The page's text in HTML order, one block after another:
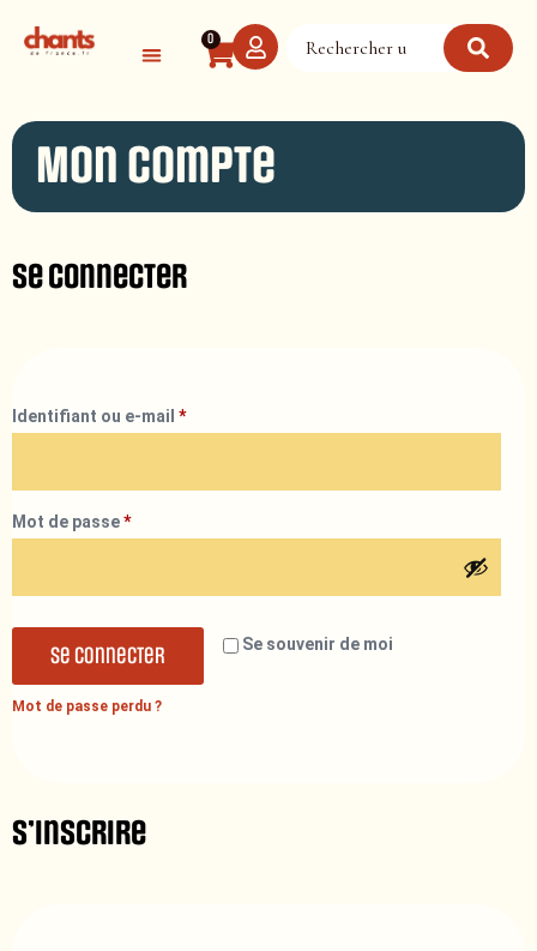
0
Mon compte
Se connecter
Identifiant ou e-mail *
Mot de passe*
Se souvenir de moi
Se connecter
Mot de passe perdu ?
S’inscrire